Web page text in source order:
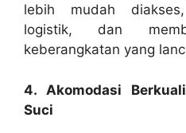
lebih mudah
logistik, dan
keberangkatan yang
4. Akomodasi
Suci